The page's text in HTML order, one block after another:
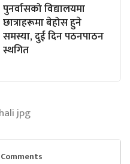
पुनर्वासको विद्यालयमा
छात्राहरूमा बेहोस हुने
समस्या, दुई दिन पठनपाठन
स्थगित